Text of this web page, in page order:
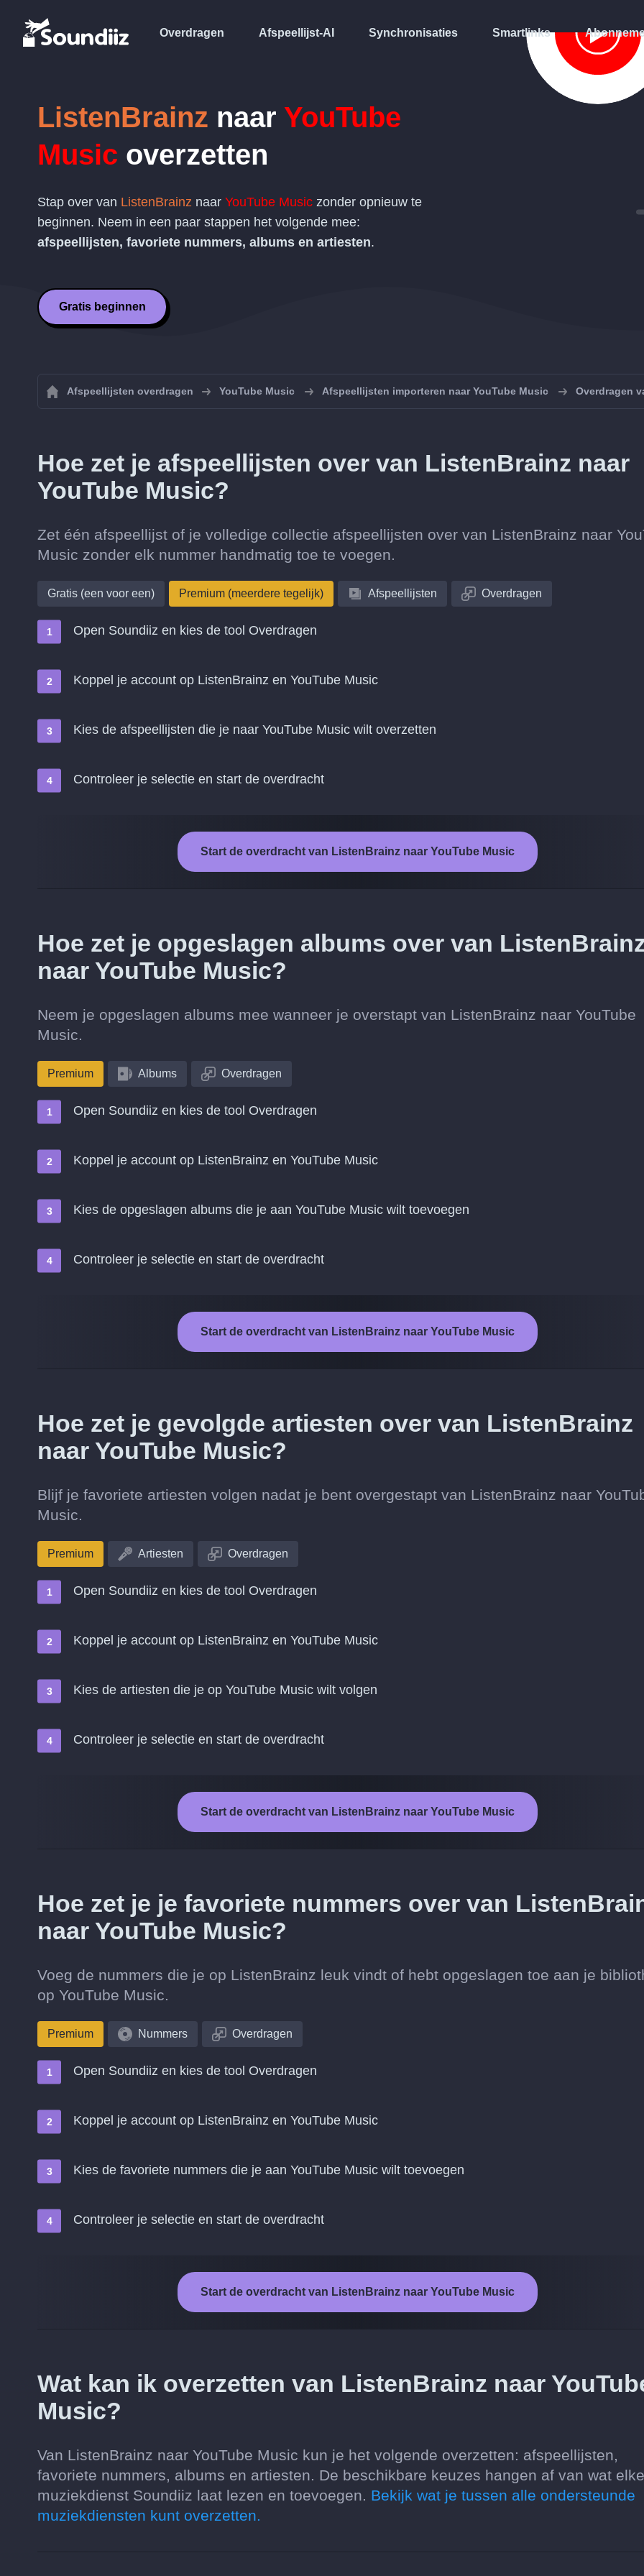
Overdragen Afspeellijst-AI Synchronisaties Smartlinks
ListenBrainz naar YouTube
Music overzetten
Stap over van ListenBrainz naar YouTube Music zonder opnieuw te
beginnen. Neem in een paar stappen het volgende mee:
afspeellijsten, favoriete nummers, albums en artiesten.
Gratis beginnen
Afspeellijsten overdragen YouTube Music Afspeellijsten importeren naar YouTube Music Overdragen
Hoe zet je afspeellijsten over van ListenBrainz naar
YouTube Music?
Zet één afspeellijst of je volledige collectie afspeellijsten over van ListenBrainz naar
Music zonder elk nummer handmatig toe te voegen.
Gratis (een voor een) Premium (meerdere tegelijk) Afspeellijsten Overdragen
Open Soundiiz en kies de tool Overdragen
Koppel je account op ListenBrainz en YouTube Music
Kies de afspeellijsten die je naar YouTube Music wilt overzetten
Controleer je selectie en start de overdracht
Start de overdracht van ListenBrainz naar YouTube Music
Hoe zet je opgeslagen albums over van
naar YouTube Music?
Neem je opgeslagen albums mee wanneer je overstapt van ListenBrainz naar YouTube
Music.
Premium Albums Overdragen
Open Soundiiz en kies de tool Overdragen
Koppel je account op ListenBrainz en YouTube Music
Kies de opgeslagen albums die je aan YouTube Music wilt toevoegen
Controleer je selectie en start de overdracht
Start de overdracht van ListenBrainz naar YouTube Music
Hoe zet je gevolgde artiesten over van ListenBrainz
naar YouTube Music?
Blijf je favoriete artiesten volgen nadat je bent overgestapt van ListenBrainz naar
Music.
Premium Artiesten Overdragen
Open Soundiiz en kies de tool Overdragen
Koppel je account op ListenBrainz en YouTube Music
Kies de artiesten die je op YouTube Music wilt volgen
Controleer je selectie en start de overdracht
Start de overdracht van ListenBrainz naar YouTube Music
Hoe zet je je favoriete nummers over van
naar YouTube Music?
Voeg de nummers die je op ListenBrainz leuk vindt of hebt opgeslagen toe aan je
op YouTube Music.
Premium Nummers Overdragen
Open Soundiiz en kies de tool Overdragen
Koppel je account op ListenBrainz en YouTube Music
Kies de favoriete nummers die je aan YouTube Music wilt toevoegen
Controleer je selectie en start de overdracht
Start de overdracht van ListenBrainz naar YouTube Music
Wat kan ik overzetten van ListenBrainz naar
Music?
Van ListenBrainz naar YouTube Music kun je het volgende overzetten: afspeellijsten,
favoriete nummers, albums en artiesten. De beschikbare keuzes hangen af van wat elke
muziekdienst Soundiiz laat lezen en toevoegen. Bekijk wat je tussen alle ondersteunde
muziekdiensten kunt overzetten.